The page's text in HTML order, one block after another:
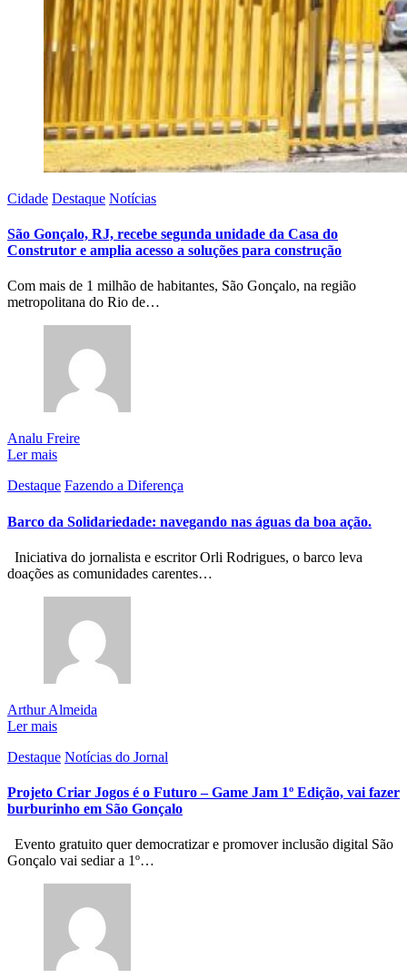
Cidade Destaque Notícias
São Gonçalo, RJ, recebe segunda unidade da Casa do
Construtor e amplia acesso a soluções para construção
Com mais de 1 milhão de habitantes, São Gonçalo, na região
metropolitana do Rio de…
Analu Freire
Ler mais
Destaque Fazendo a Diferença
Barco da Solidariedade: navegando nas águas da boa ação.
Iniciativa do jornalista e escritor Orli Rodrigues, o barco leva
doações as comunidades carentes…
Arthur Almeida
Ler mais
Destaque Notícias do Jornal
Projeto Criar Jogos é o Futuro – Game Jam 1º Edição, vai fazer
burburinho em São Gonçalo
Evento gratuito quer democratizar e promover inclusão digital São
Gonçalo vai sediar a 1º…